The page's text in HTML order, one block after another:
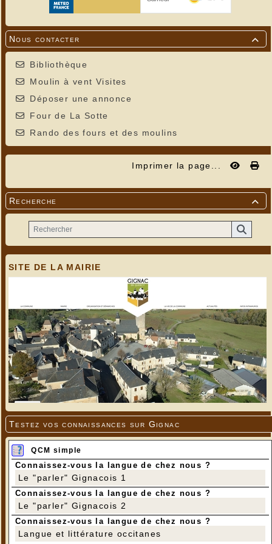

Nous contacter
Bibliothèque
Moulin à vent Visites
Déposer une annonce
Four de La Sotte
Rando des fours et des moulins
Imprimer la page...

Recherche
SITE DE LA MAIRIE
Testez vos connaissances sur Gignac
QCM simple
Connaissez-vous la langue de chez nous ?
Le "parler" Gignacois 1
Connaissez-vous la langue de chez nous ?
Le "parler" Gignacois 2
Connaissez-vous la langue de chez nous ?
Langue et littérature occitanes